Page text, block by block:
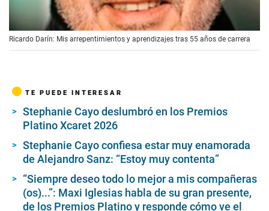
00:00 01:19
Ricardo Darín: Mis arrepentimientos y aprendizajes tras 55 años de carrera
TE PUEDE INTERESAR
Stephanie Cayo deslumbró en los Premios
Platino Xcaret 2026
Stephanie Cayo confiesa estar muy enamorada
de Alejandro Sanz: “Estoy muy contenta”
“Siempre deseo todo lo mejor a mis compañeras
(os)...”: Maxi Iglesias habla de su gran presente,
de los Premios Platino y responde cómo ve el